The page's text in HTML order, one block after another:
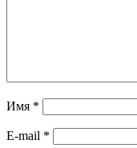
Имя *
E-mail *